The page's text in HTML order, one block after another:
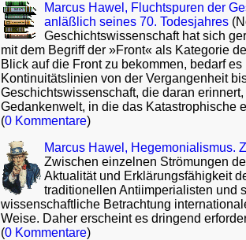
Marcus Hawel, Fluchtspuren der
anläßlich seines 70. Todesjahres
Geschichtswissenschaft hat sich
mit dem Begriff der »Front« als Kategorie
Blick auf die Front zu bekommen, bedarf
Kontinuitätslinien von der Vergangenheit
Geschichtswissenschaft, die daran
Gedankenwelt, in die das Katastrophische
(0 Kommentare)
Marcus Hawel, Hegemonialismus.
Zwischen einzelnen Strömungen
Aktualität und Erklärungsfähigkeit
traditionellen Antiimperialisten und
wissenschaftliche Betrachtung
Weise. Daher erscheint es dringend
(0 Kommentare)